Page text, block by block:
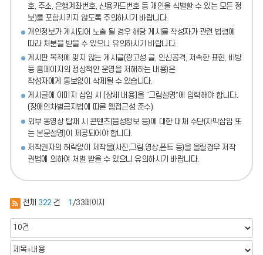
호, 주소, 은행계좌번호, 신용카드번호 등 개인을 식별할 수 있는 모든 정
보)를 포함시키지 않도록 주의하시기 바랍니다.
개인정보가 게시되어 노출 될 경우 해당 게시물 작성자가 관련 법령에
따라 처분을 받을 수 있으니 유의하시기 바랍니다.
게시판 목적에 맞지 않는 게시글(광고성 글, 인신공격, 저속한 표현, 비방
등 홈페이지의 정상적인 운영을 저해하는 내용)은
작성자에게 통보없이 삭제될 수 있습니다.
게시글에 이미지 삽입 시 [상세 내용]을 “그림설명”에 입력해야 합니다.
(장애인차별금지법에 따른 웹접근성 준수)
외부 동영상 탑재 시 콘텐츠(음성정보 등)에 대한 대체 수단(자막삽입 또
는 본문설명)이 제공되어야 합니다.
저작권자의 허락없이 제작물(사진,그림,영상,폰트 등)을 올릴경우 저작
권법에 의하여 처벌 받을 수 있으니 유의하시기 바랍니다.
전체 322 건 1 /33페이지